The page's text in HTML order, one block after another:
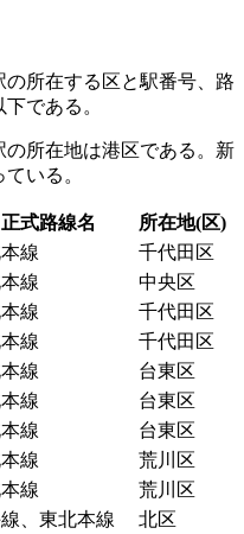
所在する区と駅番号、路
である。
の所在地は港区である。新
いる。
正式路線名
所在地(区)
線
千代田区
線
中央区
線
千代田区
線
千代田区
線
台東区
線
台東区
線
台東区
線
荒川区
線
荒川区
、東北本線
北区